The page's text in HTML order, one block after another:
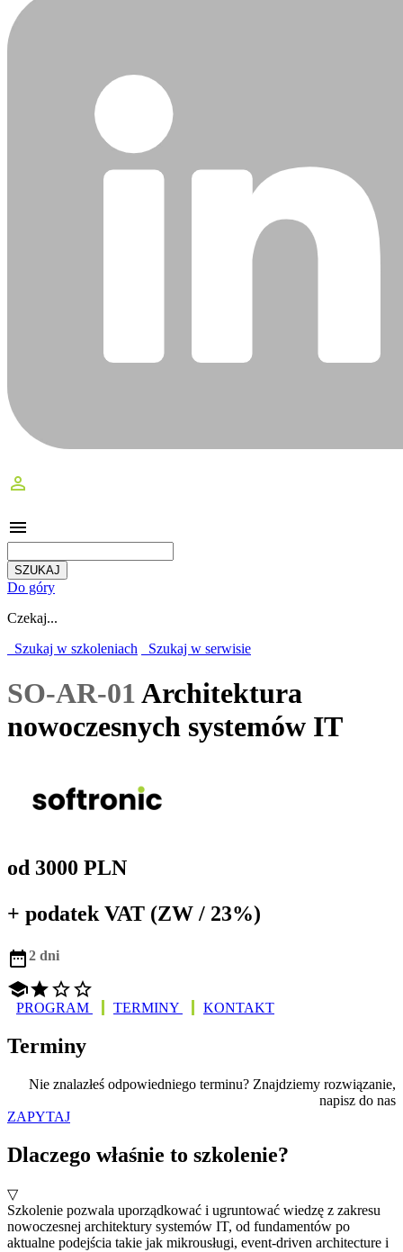
perm_identity
menu
Do góry
Czekaj...
Szukaj w szkoleniach
Szukaj w serwisie
SO-AR-01 Architektura
nowoczesnych systemów IT
od 3000 PLN
+ podatek VAT (ZW / 23%)
2 dni

PROGRAM TERMINY KONTAKT
Terminy
Nie znalazłeś odpowiedniego terminu? Znajdziemy rozwiązanie,
napisz do nas
ZAPYTAJ
Dlaczego właśnie to szkolenie?
▽
Szkolenie pozwala uporządkować i ugruntować wiedzę z zakresu
nowoczesnej architektury systemów IT, od fundamentów po
aktualne podejścia takie jak mikrousługi, event-driven architecture i